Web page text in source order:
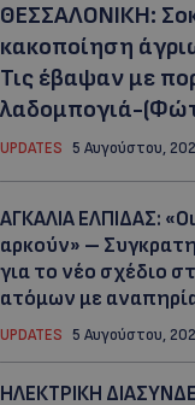
ΘΕΣΣΑΛΟΝΙΚΗ:
κακοποίηση
Τις έβαψαν με
λαδομπογιά-
UPDATES 5 Αυγούστου,
ΑΓΚΑΛΙΑ ΕΛΠΙΔΑΣ:
αρκούν» –
για το νέο σχέδιο
ατόμων με
UPDATES 5 Αυγούστου,
ΗΛΕΚΤΡΙΚΗ